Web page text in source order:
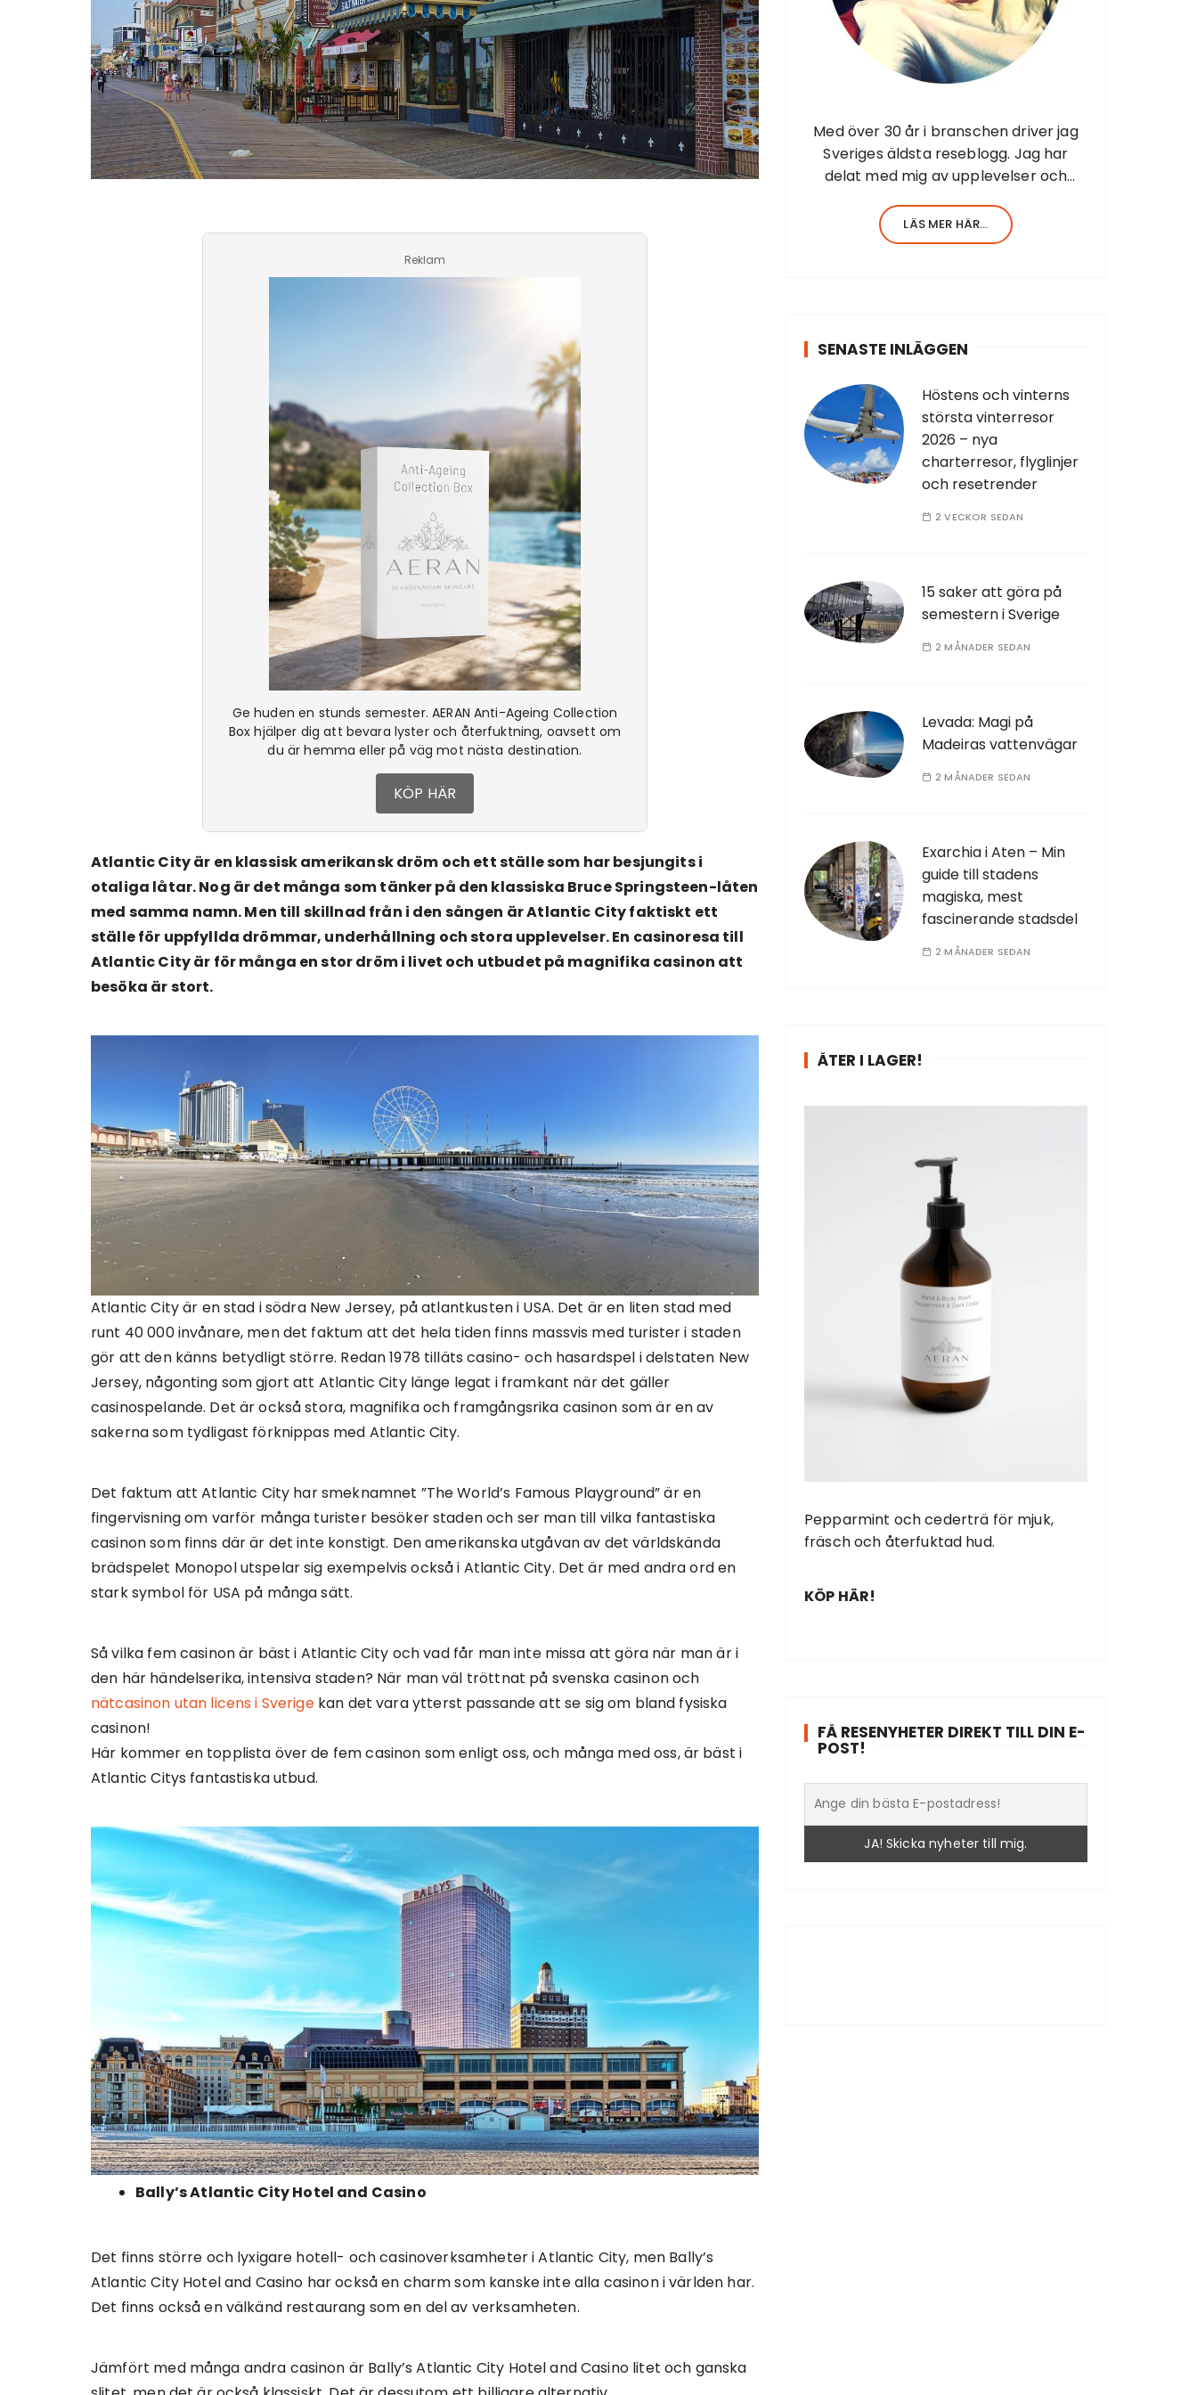
Reklam
Ge huden en stunds semester. AERAN Anti-Ageing Collection
Box hjälper dig att bevara lyster och återfuktning, oavsett om
du är hemma eller på väg mot nästa destination.
KÖP HÄR
Atlantic City är en klassisk amerikansk dröm och ett ställe som har besjungits i
otaliga låtar. Nog är det många som tänker på den klassiska Bruce Springsteen-låten
med samma namn. Men till skillnad från i den sången är Atlantic City faktiskt ett
ställe för uppfyllda drömmar, underhållning och stora upplevelser. En casinoresa till
Atlantic City är för många en stor dröm i livet och utbudet på magnifika casinon att
besöka är stort.
Atlantic City är en stad i södra New Jersey, på atlantkusten i USA. Det är en liten stad med
runt 40 000 invånare, men det faktum att det hela tiden finns massvis med turister i staden
gör att den känns betydligt större. Redan 1978 tilläts casino- och hasardspel i delstaten New
Jersey, någonting som gjort att Atlantic City länge legat i framkant när det gäller
casinospelande. Det är också stora, magnifika och framgångsrika casinon som är en av
sakerna som tydligast förknippas med Atlantic City.
Det faktum att Atlantic City har smeknamnet ”The World’s Famous Playground” är en
fingervisning om varför många turister besöker staden och ser man till vilka fantastiska
casinon som finns där är det inte konstigt. Den amerikanska utgåvan av det världskända
brädspelet Monopol utspelar sig exempelvis också i Atlantic City. Det är med andra ord en
stark symbol för USA på många sätt.
Så vilka fem casinon är bäst i Atlantic City och vad får man inte missa att göra när man är i
den här händelserika, intensiva staden? När man väl tröttnat på svenska casinon och
nätcasinon utan licens i Sverigekan det vara ytterst passande att se sig om bland fysiska
casinon!
Här kommer en topplista över de fem casinon som enligt oss, och många med oss, är bäst i
Atlantic Citys fantastiska utbud.
Bally’s Atlantic City Hotel and Casino
Det finns större och lyxigare hotell- och casinoverksamheter i Atlantic City, men Bally’s
Atlantic City Hotel and Casino har också en charm som kanske inte alla casinon i världen har.
Det finns också en välkänd restaurang som en del av verksamheten.
Jämfört med många andra casinon är Bally’s Atlantic City Hotel and Casino litet och ganska
Med över 30 år i branschen driver jag
Sveriges äldsta reseblogg. Jag har
delat med mig av upplevelser och
första resesidan från Barbados. Jag har
en stor erfarenhet av allt inom turism.
LÄS MER HÄR...
SENASTE INLÄGGEN
Höstens och vinterns
största vinterresor
2026 – nya
charterresor, flyglinjer
och resetrender
2 VECKOR SEDAN
15 saker att göra på
semestern i Sverige
2 MÅNADER SEDAN
Levada: Magi på
Madeiras vattenvägar
2 MÅNADER SEDAN
Exarchia i Aten – Min
guide till stadens
magiska, mest
fascinerande stadsdel
2 MÅNADER SEDAN
ÅTER I LAGER!
Pepparmint och cederträ för mjuk,
fräsch och återfuktad hud.
KÖP HÄR!
FÅ RESENYHETER DIREKT TILL DIN E-
POST!